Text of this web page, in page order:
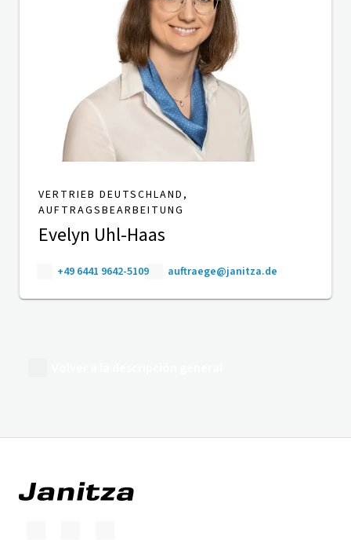
VERTRIEB DEUTSCHLAND,
AUFTRAGSBEARBEITUNG
Evelyn Uhl-Haas
+49 6441 9642-5109 auftraege@janitza.de